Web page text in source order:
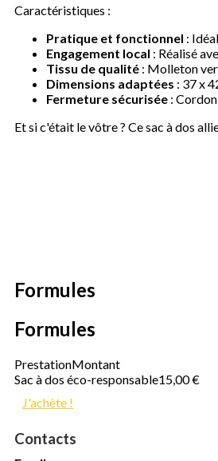
Caractéristiques :
Pratique et fonctionnel :
Engagement local : Réalisé
Tissu de qualité : Molleton
Dimensions adaptées : 37 x
Fermeture sécurisée :
Et si c'était le vôtre ? Ce sac à dos
Formules
Formules
PrestationMontant
Sac à dos éco-responsable15,00 €
J'achète !
Contacts